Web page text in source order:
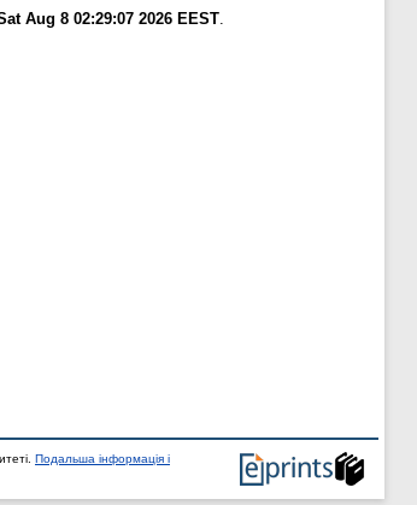
Aug 8 02:29:07 2026 EEST
Подальша інформація і